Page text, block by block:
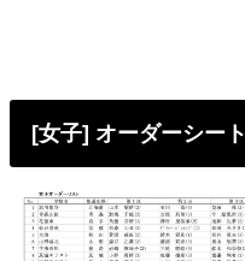
[女子] オーダーシート